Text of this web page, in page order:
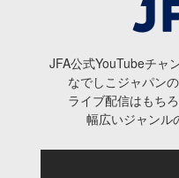
JFA公式YouTubeチャ
なでしこジャパン
ライブ配信はもち
幅広いジャンル